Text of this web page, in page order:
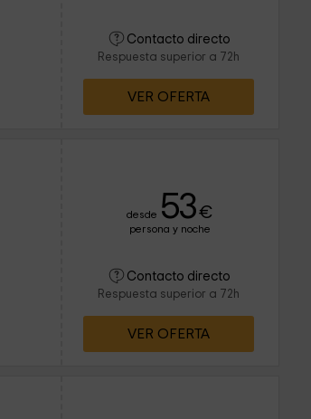
Contacto directo
Respuesta superior a 72h
VER OFERTA
desde 53€
persona y noche
Contacto directo
Respuesta superior a 72h
VER OFERTA